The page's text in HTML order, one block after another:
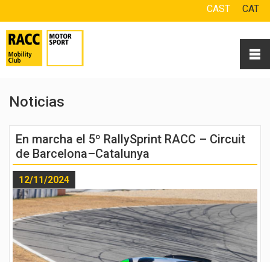
CAST CAT
Noticias
En marcha el 5º RallySprint RACC – Circuit
de Barcelona–Catalunya
12/11/2024